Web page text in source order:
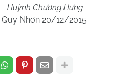
Hưng
20/12/2015